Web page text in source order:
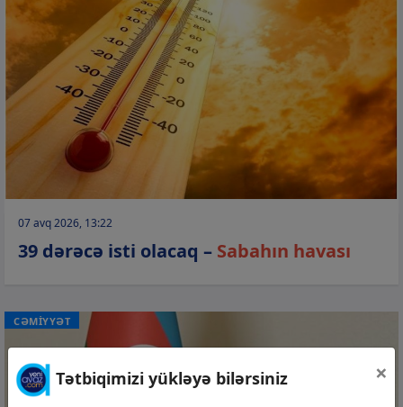
07 avq 2026, 13:22
39 dərəcə isti olacaq – Sabahın havası
CƏMİYYƏT
Tətbiqimizi yükləyə bilərsiniz ×